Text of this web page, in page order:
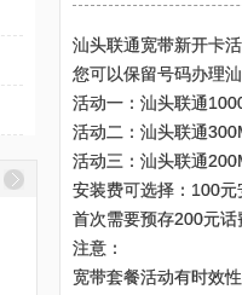
汕头联通宽带新开卡
您可以保留号码办理
活动一：汕头联通
活动二：汕头联通
活动三：汕头联通
安装费可选择：100元
首次需要预存200元话
注意：
宽带套餐活动有时效